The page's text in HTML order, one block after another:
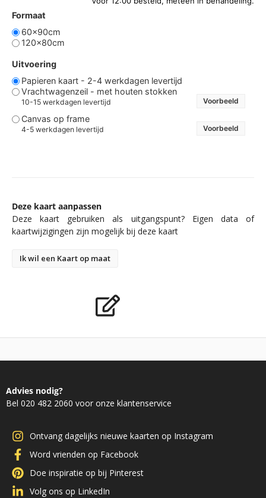
Formaat
60x90cm
120x80cm
Uitvoering
Papieren kaart - 2-4 werkdagen levertijd
Vrachtwagenzeil - met houten stokken
10-15 werkdagen levertijd Voorbeeld
Canvas op frame
4-5 werkdagen levertijd Voorbeeld
Deze kaart aanpassen
Deze kaart gebruiken als uitgangspunt? Eigen data of
kaartwijzigingen zijn mogelijk bij deze kaart
Ik wil een Kaart op maat
Advies nodig?
Bel 020 482 2060 voor onze klantenservice
Ontvang dagelijks nieuwe kaarten op Instagram
Word vrienden op Facebook
Doe inspiratie op bij Pinterest
Volg ons op LinkedIn